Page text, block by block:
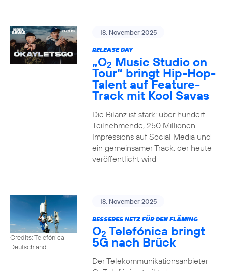
18. November 2025
RELEASE DAY
„O2 Music Studio on
Tour“ bringt Hip-Hop-
Talent auf Feature-
Track mit Kool Savas
Die Bilanz ist stark: über hundert
Teilnehmende, 250 Millionen
Impressions auf Social Media und
ein gemeinsamer Track, der heute
veröffentlicht wird
Credits: Telefónica
Deutschland
18. November 2025
BESSERES NETZ FÜR DEN FLÄMING
O2 Telefónica bringt
5G nach Brück
Der Telekommunikationsanbieter